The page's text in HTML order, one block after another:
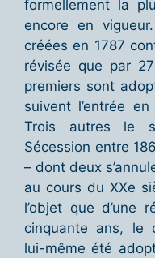
formellement la
encore en
créées en 1787
révisée que par
premiers sont
suivent l’entrée
Trois autres le
Sécession entre
– dont deux
au cours du XXe
l’objet que d’une
cinquante ans, le
lui-même été